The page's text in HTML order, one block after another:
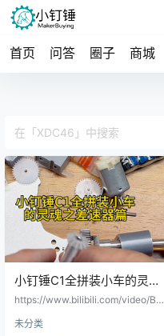
首页 问答 圈子 商城
小钉锤C1全拼装小车的灵魂
之差速器篇
https://www.bilibili.com/video/BV1
e2ed6d27c4f44e1d8bf37ede6f
未分类